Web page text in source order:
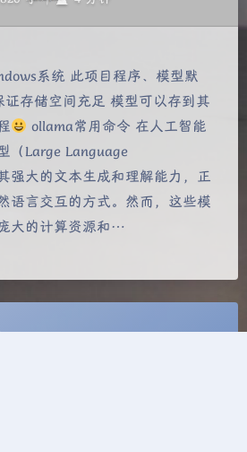
Sans Serif Serif
浅阴影
关闭 日落 暗化 灰度
系统 此项目程序、模型默
证存储空间充足 模型可以存到其
ollama常用命令 在人工智能
（Large Language
强大的文本生成和理解能力，正
语言交互的方式。然而，这些模
大的计算资源和…
990days20h47m27s